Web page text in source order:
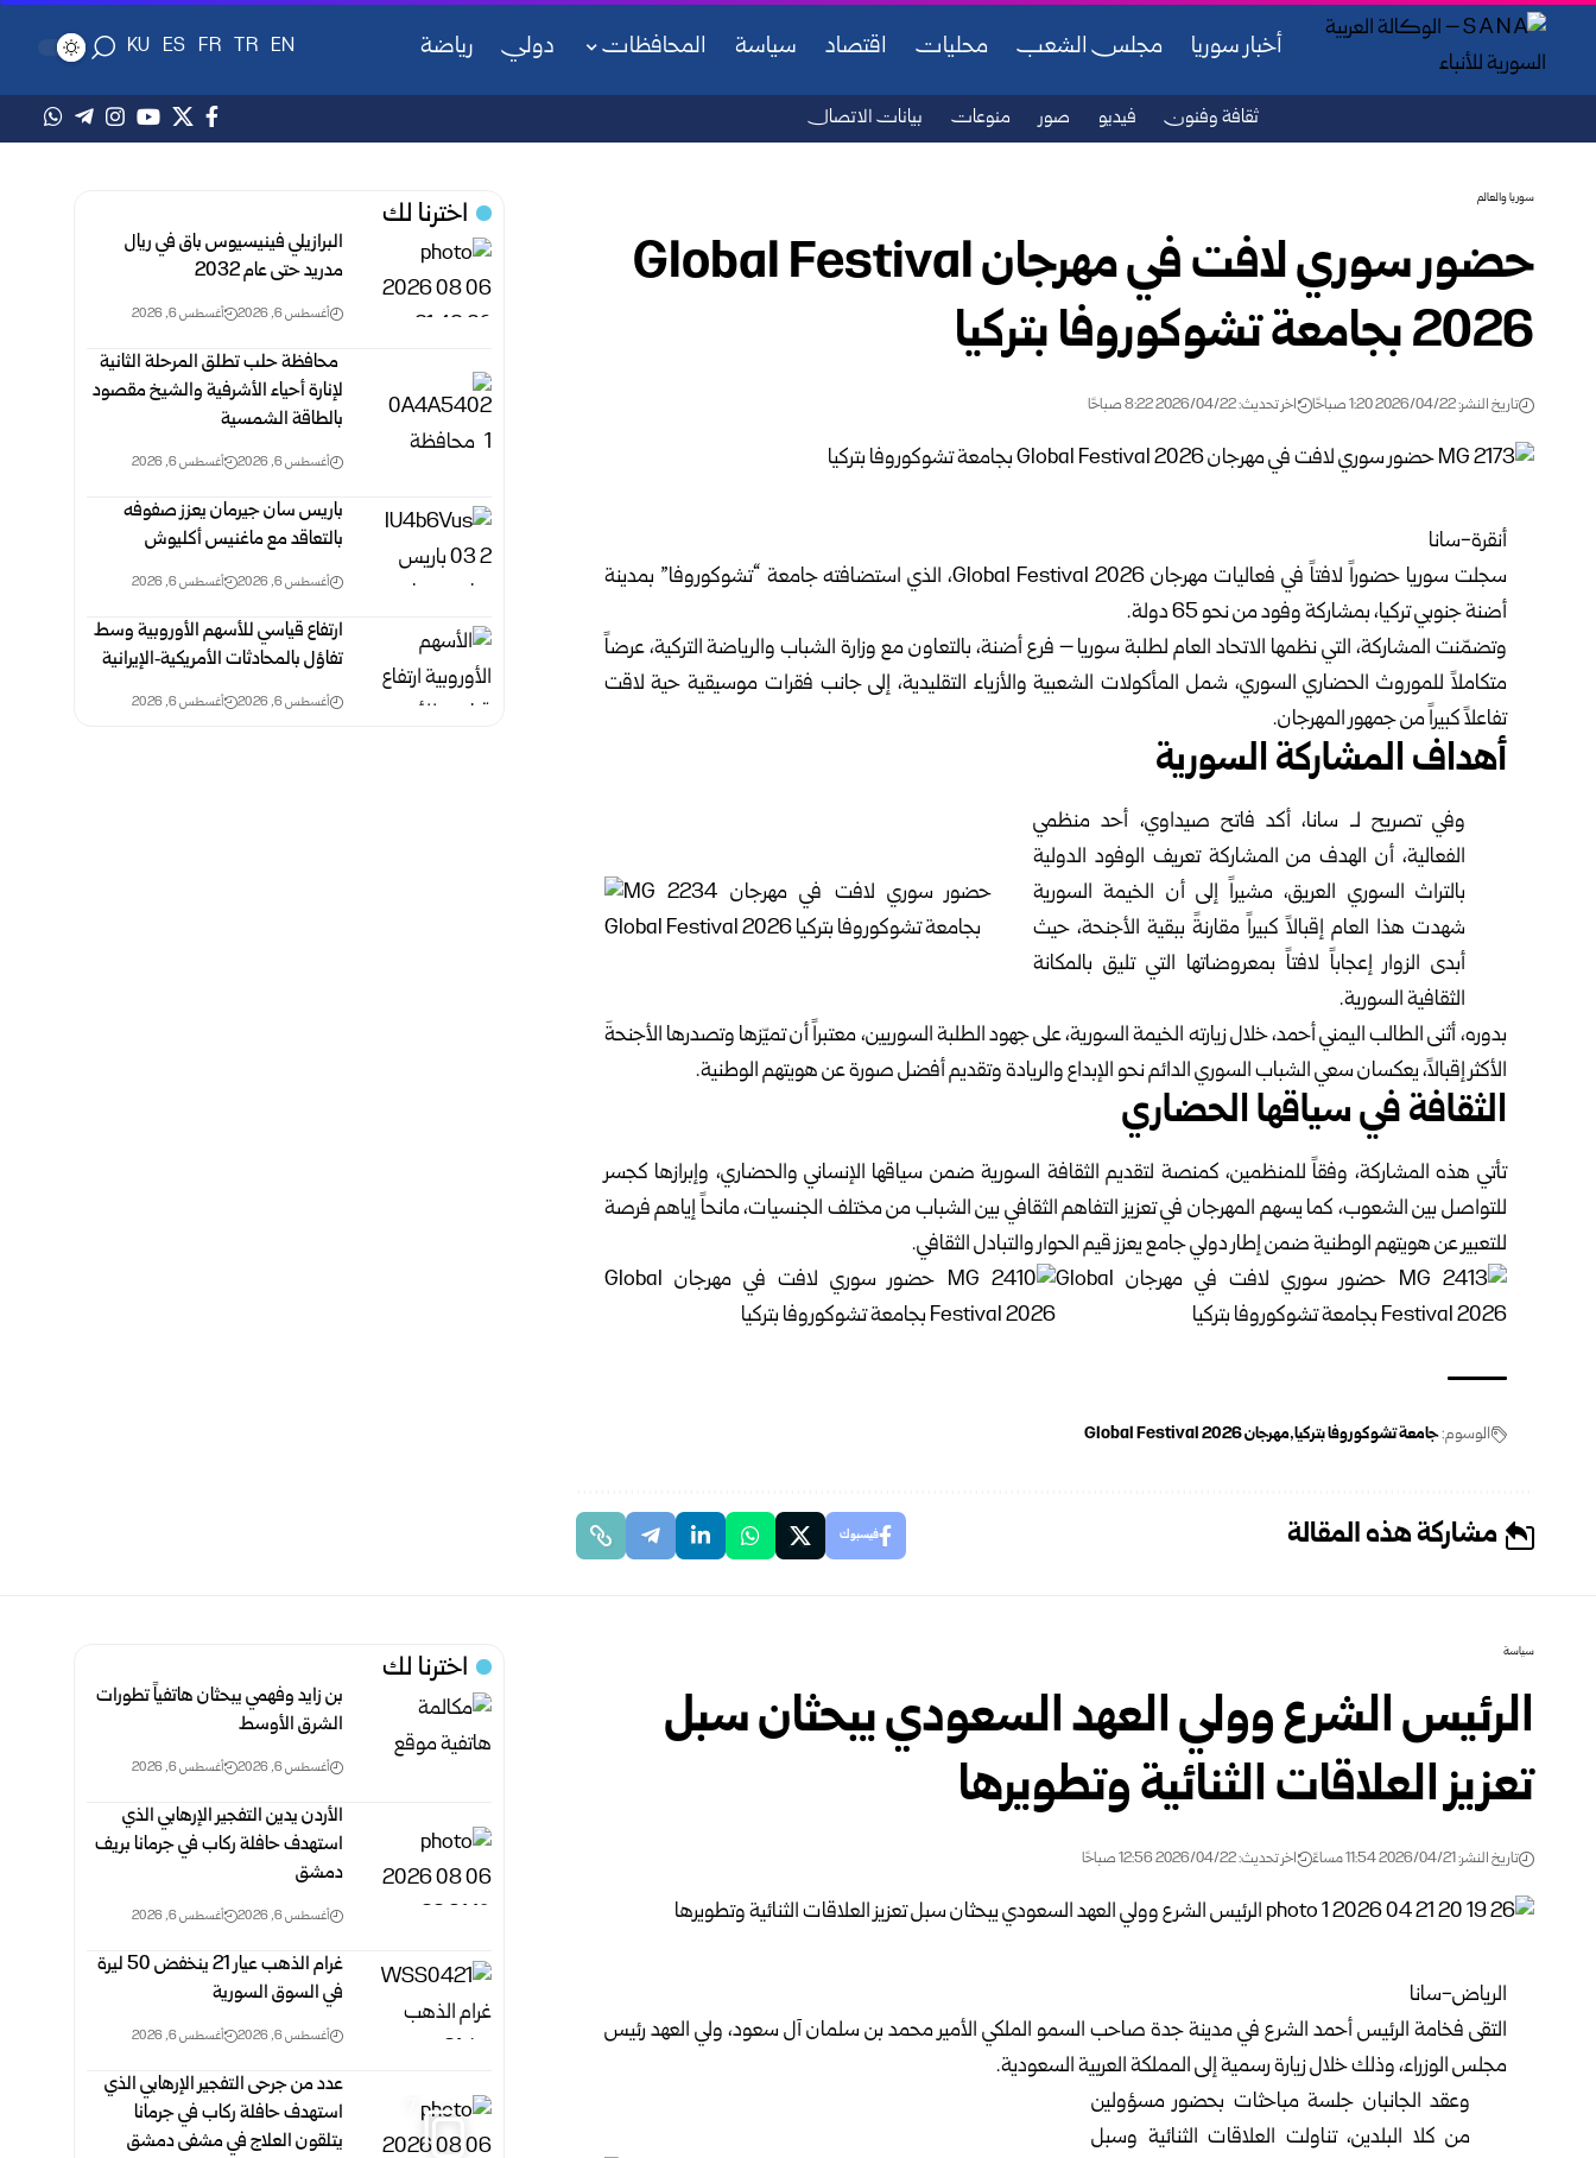
أخبار سوريا مجلس الشعب محليات اقتصاد سياسة المحافظات دولي رياضة EN
TR
FR
ES
KU
ثقافة وفنون فيديو صور منوعات بيانات الاتصال
سوريا والعالم
حضور سوري لافت في مهرجان Global Festival
2026 بجامعة تشوكوروفا بتركيا
تاريخ النشر: 2026/04/22 1:20 صباحًا اخر تحديث: 2026/04/22 8:22 صباحًا
أنقرة-سانا
سجلت سوريا حضوراً لافتاً في فعاليات مهرجان Global Festival 2026، الذي استضافته جامعة “تشوكوروفا” بمدينة
أضنة جنوبي تركيا، بمشاركة وفود من نحو 65 دولة.
وتضمّنت المشاركة، التي نظمها الاتحاد العام لطلبة سوريا – فرع أضنة، بالتعاون مع وزارة الشباب والرياضة التركية، عرضاً
متكاملاً للموروث الحضاري السوري، شمل المأكولات الشعبية والأزياء التقليدية، إلى جانب فقرات موسيقية حية لاقت
تفاعلاً كبيراً من جمهور المهرجان.
أهداف المشاركة السورية
وفي تصريح لـ سانا، أكد فاتح صيداوي، أحد منظمي
الفعالية، أن الهدف من المشاركة تعريف الوفود الدولية
بالتراث السوري العريق، مشيراً إلى أن الخيمة السورية
شهدت هذا العام إقبالاً كبيراً مقارنةً ببقية الأجنحة، حيث
أبدى الزوار إعجاباً لافتاً بمعروضاتها التي تليق بالمكانة
الثقافية السورية.
بدوره، أثنى الطالب اليمني أحمد، خلال زيارته الخيمة السورية، على جهود الطلبة السوريين، معتبراً أن تميّزها وتصدرها الأجنحةَ
الأكثر إقبالاً، يعكسان سعي الشباب السوري الدائم نحو الإبداع والريادة وتقديم أفضل صورة عن هويتهم الوطنية.
الثقافة في سياقها الحضاري
تأتي هذه المشاركة، وفقاً للمنظمين، كمنصة لتقديم الثقافة السورية ضمن سياقها الإنساني والحضاري، وإبرازها كجسر
للتواصل بين الشعوب، كما يسهم المهرجان في تعزيز التفاهم الثقافي بين الشباب من مختلف الجنسيات، مانحاً إياهم فرصة
للتعبير عن هويتهم الوطنية ضمن إطار دولي جامع يعزز قيم الحوار والتبادل الثقافي.
الوسوم:جامعة تشوكوروفا بتركيا مهرجان Global Festival 2026
مشاركة هذه المقالة فيسبوك
اخترنا لك
البرازيلي فينيسيوس باق في ريال
مدريد حتى عام 2032
أغسطس 6, 2026 أغسطس 6, 2026
محافظة حلب تطلق المرحلة الثانية
لإنارة أحياء الأشرفية والشيخ مقصود
بالطاقة الشمسية
أغسطس 6, 2026 أغسطس 6, 2026
باريس سان جيرمان يعزز صفوفه
بالتعاقد مع ماغنيس أكليوش
أغسطس 6, 2026 أغسطس 6, 2026
ارتفاع قياسي للأسهم الأوروبية وسط
تفاؤل بالمحادثات الأمريكية‑الإيرانية
أغسطس 6, 2026 أغسطس 6, 2026
سياسة
الرئيس الشرع وولي العهد السعودي يبحثان سبل
تعزيز العلاقات الثنائية وتطويرها
تاريخ النشر: 2026/04/21 11:54 مساءً اخر تحديث: 2026/04/22 12:56 صباحًا
الرياض-سانا
التقى فخامة الرئيس أحمد الشرع في مدينة جدة صاحب السمو الملكي الأمير محمد بن سلمان آل سعود، ولي العهد رئيس
مجلس الوزراء، وذلك خلال زيارة رسمية إلى المملكة العربية السعودية.
وعقد الجانبان جلسة مباحثات بحضور مسؤولين
من كلا البلدين، تناولت العلاقات الثنائية وسبل
اخترنا لك
بن زايد وفهمي يبحثان هاتفياً تطورات
الشرق الأوسط
أغسطس 6, 2026 أغسطس 6, 2026
الأردن يدين التفجير الإرهابي الذي
استهدف حافلة ركاب في جرمانا بريف
دمشق
أغسطس 6, 2026 أغسطس 6, 2026
غرام الذهب عيار 21 ينخفض 50 ليرة
في السوق السورية‎
أغسطس 6, 2026 أغسطس 6, 2026
عدد من جرحى التفجير الإرهابي الذي
استهدف حافلة ركاب في جرمانا
يتلقون العلاج في مشفى دمشق